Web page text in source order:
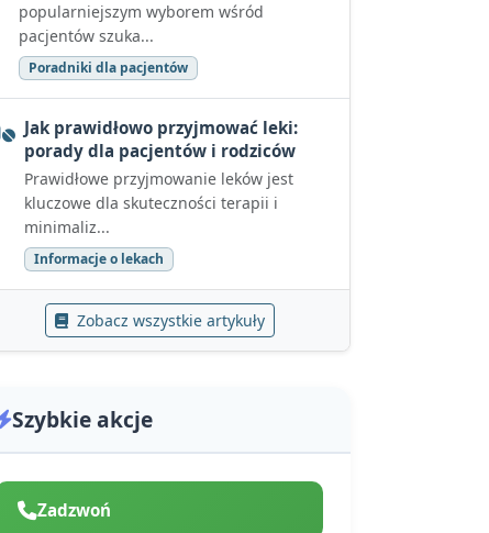
popularniejszym wyborem wśród
pacjentów szuka...
Poradniki dla pacjentów
Jak prawidłowo przyjmować leki:
porady dla pacjentów i rodziców
Prawidłowe przyjmowanie leków jest
kluczowe dla skuteczności terapii i
minimaliz...
Informacje o lekach
Zobacz wszystkie artykuły
Szybkie akcje
Zadzwoń